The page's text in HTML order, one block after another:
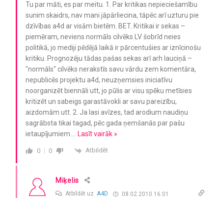
Tu par māti, es par meitu. 1. Par kritikas nepieciešamību
sunim skaidrs, nav mani jāpārliecina, tāpēc arī uzturu pie
dzīvības a4d ar visām bietēm. BET. Kritikai ir sekas –
piemēram, neviens normāls cilvēks LV šobrīd neies
politikā, jo mediji pēdējā laikā ir pārcentušies ar iznīcinošu
kritiku. Prognozēju tādas pašas sekas arī arh lauciņā –
"normāls" cilvēks nerakstīs savu vārdu zem komentāra,
nepublicēs projektu a4d, neuzņemsies iniciatīvu
noorganizēt biennāli utt, jo pūlis ar visu spēku metīsies
kritizēt un sabeigs garastāvokli ar savu pareizību,
aizdomām utt. 2. Ja lasi avīzes, tad arodium naudiņu
sagrābsta tikai tagad, pēc gada ņemšanās par pašu
ietaupījumiem.… Lasīt vairāk »
0 0 Atbildēt
Miķelis
Atbildēt uz A4D 08.02.2010 16:01